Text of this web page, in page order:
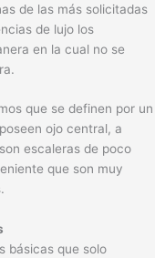
de las más solicitadas
de lujo los
en la cual no se
que se definen por un
ojo central, a
escaleras de poco
que son muy
básicas que solo